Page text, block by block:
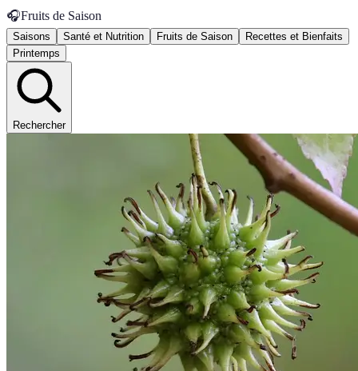
🎧Fruits de Saison
Saisons Santé et Nutrition Fruits de Saison
Recettes et Bienfaits
Printemps
Rechercher